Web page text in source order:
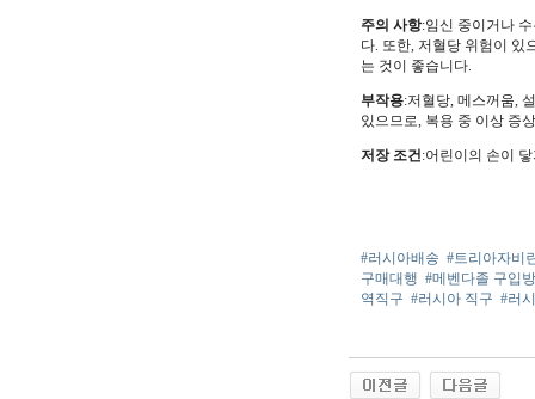
주의 사항:임신 중이거나
다. 또한, 저혈당 위험이 있
는 것이 좋습니다.
부작용:저혈당, 메스꺼움,
있으므로, 복용 중 이상 증
저장 조건:어린이의 손이
#러시아배송 #트리아자비
구매대행 #메벤다졸 구입
역직구 #러시아 직구 #러